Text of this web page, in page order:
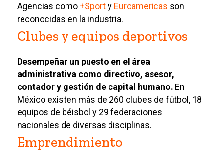
Agencias como+Sporty Euroamericas son
reconocidas en la industria.
Clubes y equipos deportivos
Desempeñar un puesto en el área
administrativa como directivo, asesor,
contador y gestión de capital humano. En
México existen más de 260 clubes de fútbol, 18
equipos de béisbol y 29 federaciones
nacionales de diversas disciplinas.
Emprendimiento